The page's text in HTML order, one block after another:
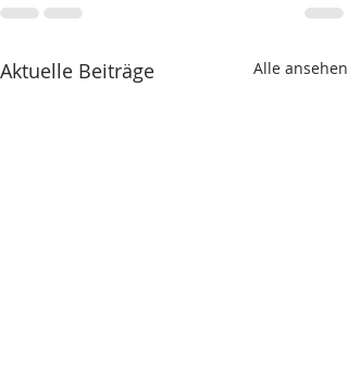
Aktuelle Beiträge Alle ansehen